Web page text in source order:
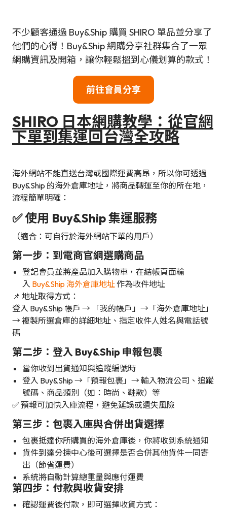
不少顧客通過 Buy&Ship 購買 SHIRO 單品並分享了
他們的心得！Buy&Ship 網購分享社群集合了一眾
網購資訊及開箱，讓你輕鬆搵到心儀划算的款式！
前往會員分享
SHIRO 日本網購教學：從官網
下單到集運回台灣全攻略
海外網站不能直送台灣或國際運費高昂，所以你可透過
Buy&Ship 的海外倉庫地址，將商品轉運至你的所在地，
流程簡單明確：
✅ 使用 Buy&Ship 集運服務
（適合：可自行於海外網站下單的用戶）
第一步：到電商官網選購商品
登記會員並將產品加入購物車，在結帳頁面輸
入 Buy&Ship 海外倉庫地址作為收件地址
📌 地址取得方式：
登入 Buy&Ship 帳戶 → 「我的帳戶」→「海外倉庫地址」
→ 複製所選倉庫的詳細地址、指定收件人姓名與電話號
碼
第二步：登入 Buy&Ship 申報包裹
當你收到出貨通知與追蹤編號時
登入 Buy&Ship →「預報包裹」→ 輸入物流公司、追蹤
號碼、商品類別（如：時尚、鞋款）等
✅ 預報可加快入庫流程，避免延誤或遺失風險
第三步：包裹入庫與合併出貨選擇
包裹抵達你所購買的海外倉庫後，你將收到系統通知
貨件到達分揀中心後可選擇是否合併其他貨件一同寄
出（節省運費）
系統將自動計算總重量與應付運費
第四步：付款與收貨安排
確認運費後付款，即可選擇收貨方式：